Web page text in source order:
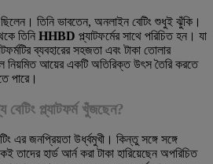
তিনি ভাবতেন, অনলাইন বেটিং শুধুই ঝুঁকি।
তিনি HHBD প্ল্যাটফর্মের সাথে পরিচিত হন। যা
ব্যবহারের সহজতা এবং টাকা তোলার
নিয়মিত আয়ের একটি অতিরিক্ত উৎস তৈরি করতে
পারে।
প্ল্যাটফর্ম খুঁজছেন?
এর জনপ্রিয়তা উর্ধ্বমুখী। কিন্তু সঙ্গে সঙ্গে
তাদের হার্ড আর্ন করা টাকা হারিয়েছেন অপরিচিত